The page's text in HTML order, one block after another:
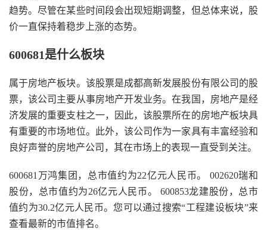
趋势。尽管在某些时间段会出现短期调整，但总体来说，股
价一直保持着稳步上涨的态势。
600681是什么板块
属于房地产板块。该股票是成都高新发展股份有限公司的股
票，该公司主要从事房地产开发业务。在我国，房地产是经
济发展的重要支柱之一，因此，该股票所在的房地产板块具
有重要的市场地位。此外，该公司作为一家具有丰富经验和
良好声誉的房地产公司，其在市场上的表现一直受到关注。
600681万鸿集团，总市值约为22亿元人民币。 002620瑞和
股份，总市值约为26亿元人民币。 600853龙建股份，总市
值约为30.2亿元人民币。您可以通过搜索“工程建设板块”来
查看最新的市值排名。